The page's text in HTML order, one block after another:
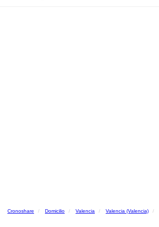
Cronoshare Domicilio Valencia Valencia (Valencia)